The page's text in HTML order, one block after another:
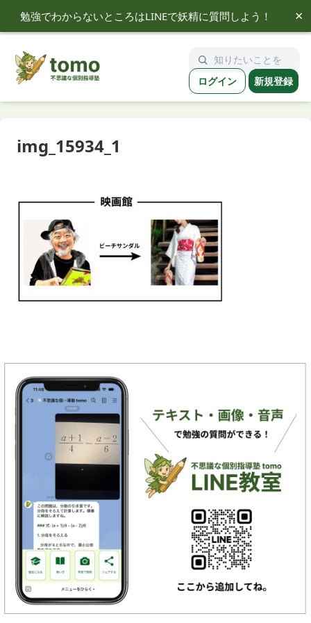
勉強でわからないところはLINEで妖精に質問しよう！ ×
tomo ログイン 新規登録
img_15934_1